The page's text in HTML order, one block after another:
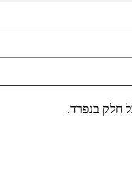
חלק בנפרד.